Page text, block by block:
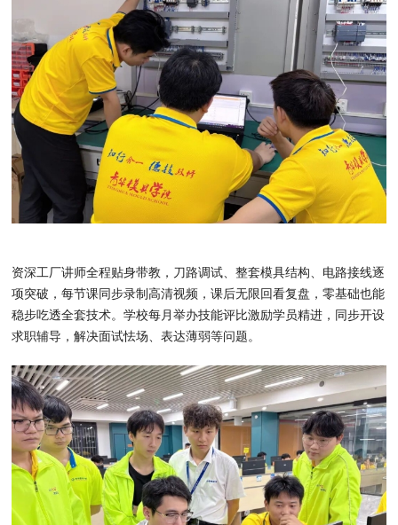
资深工厂讲师全程贴身带教，刀路调试、整套模具结构、电路接线逐
项突破，每节课同步录制高清视频，课后无限回看复盘，零基础也能
稳步吃透全套技术。学校每月举办技能评比激励学员精进，同步开设
求职辅导，解决面试怯场、表达薄弱等问题。